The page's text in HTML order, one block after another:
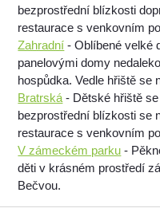
bezprostřední blízkosti
restaurace s venkovním
Zahradní - Oblíbené velké
panelovými domy
hospůdka. Vedle hřiště se
Bratrská - Dětské hřiště
bezprostřední blízkosti se
restaurace s venkovním
V zámeckém parku -
děti v krásném prostředí
Bečvou.